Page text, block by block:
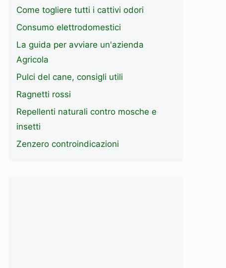
Come togliere tutti i cattivi odori
Consumo elettrodomestici
La guida per avviare un'azienda
Agricola
Pulci del cane, consigli utili
Ragnetti rossi
Repellenti naturali contro mosche e
insetti
Zenzero controindicazioni